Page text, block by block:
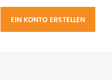
EIN KONTO ERSTELLEN